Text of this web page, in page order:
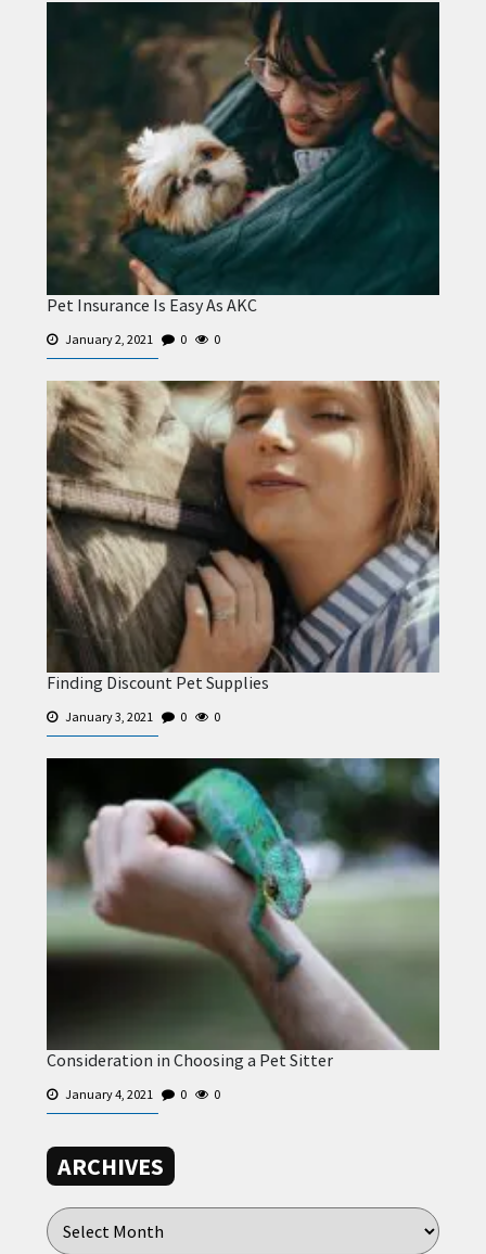
Pet Insurance Is Easy As AKC
January 2, 2021 0 0
Finding Discount Pet Supplies
January 3, 2021 0 0
Consideration in Choosing a Pet Sitter
January 4, 2021 0 0
ARCHIVES